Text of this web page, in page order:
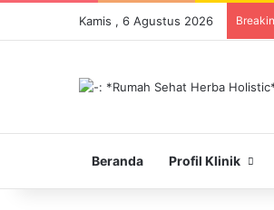
Kamis , 6 Agustus 2026
Beranda Profil Klinik